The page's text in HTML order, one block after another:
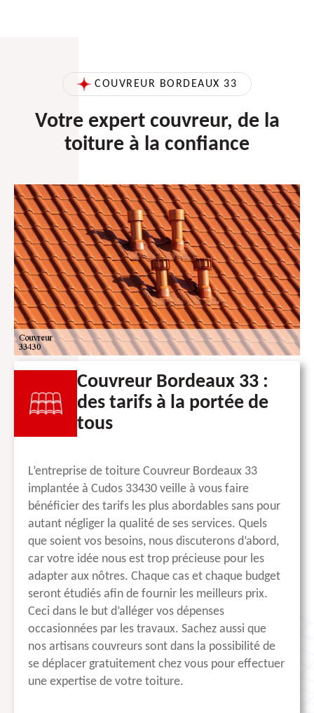
COUVREUR BORDEAUX 33
Votre expert couvreur, de la
toiture à la confiance
Couvreur Bordeaux 33 :
des tarifs à la portée de
tous
L’entreprise de toiture Couvreur Bordeaux 33
implantée à Cudos 33430 veille à vous faire
bénéficier des tarifs les plus abordables sans pour
autant négliger la qualité de ses services. Quels
que soient vos besoins, nous discuterons d’abord,
car votre idée nous est trop précieuse pour les
adapter aux nôtres. Chaque cas et chaque budget
seront étudiés afin de fournir les meilleurs prix.
Ceci dans le but d’alléger vos dépenses
occasionnées par les travaux. Sachez aussi que
nos artisans couvreurs sont dans la possibilité de
se déplacer gratuitement chez vous pour effectuer
une expertise de votre toiture.